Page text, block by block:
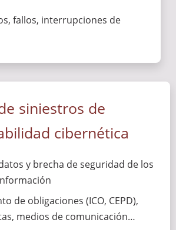
fallos, interrupciones de
siniestros de
cibernética
y brecha de seguridad de los
de obligaciones (ICO, CEPD),
medios de comunicación…